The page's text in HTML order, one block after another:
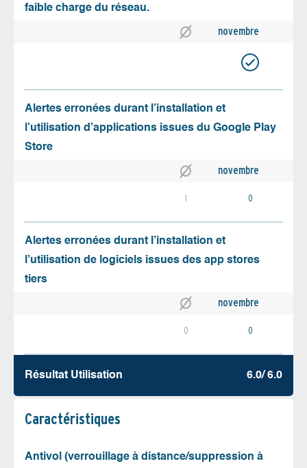
faible charge du réseau.
novembre
Alertes erronées durant l’installation et
l’utilisation d’applications issues du Google Play
Store
novembre
1 0
Alertes erronées durant l’installation et
l’utilisation de logiciels issues des app stores
tiers
novembre
0 0
Résultat Utilisation 6.0/ 6.0
Caractéristiques
Antivol (verrouillage à distance/suppression à